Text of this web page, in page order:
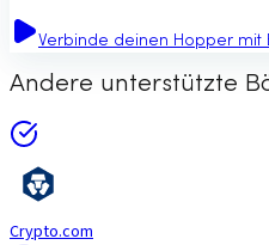
Verbinde deinen Hopper mit
Andere unterstützte
Crypto.com